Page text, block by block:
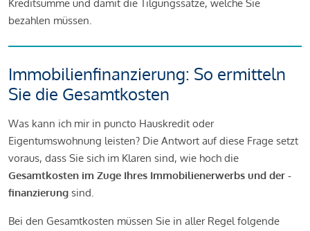
Kreditsumme und damit die Tilgungssätze, welche Sie
bezahlen müssen.
Immobilienfinanzierung: So ermitteln
Sie die Gesamtkosten
Was kann ich mir in puncto Hauskredit oder
Eigentumswohnung leisten? Die Antwort auf diese Frage setzt
voraus, dass Sie sich im Klaren sind, wie hoch die
Gesamtkosten im Zuge Ihres Immobilienerwerbs und der -
finanzierung sind.
Bei den Gesamtkosten müssen Sie in aller Regel folgende